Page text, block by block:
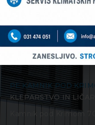
Obiščite nas
PE KAMNIK POD
KLEPARSTVO IN
Kamnik pod Krimom